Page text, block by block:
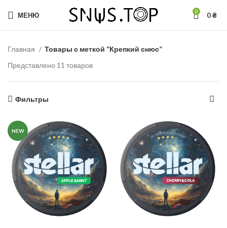
МЕНЮ 0 0₴
Главная
Товары с меткой “Крепкий снюс”
Представлено 11 товаров
Фильтры
NEW